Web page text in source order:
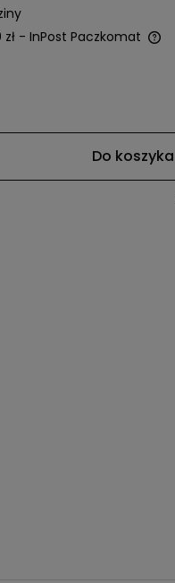
- InPost Paczkomat
Do koszyka